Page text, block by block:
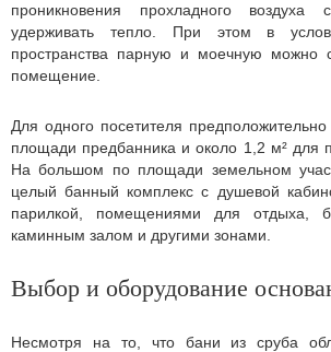
проникновения прохладного
удерживать тепло. При этом в
пространства парную и моечную можно
помещение.
Для одного посетителя
площади предбанника и около 1,2 м² для
На большом по площади земельном
целый банный комплекс с душевой
парилкой, помещениями для отдыха,
каминным залом и другими зонами.
Выбор и оборудование
Несмотря на то, что бани из сруба